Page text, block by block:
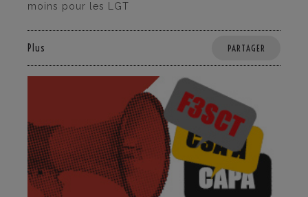
moins pour les LGT
Plus PARTAGER